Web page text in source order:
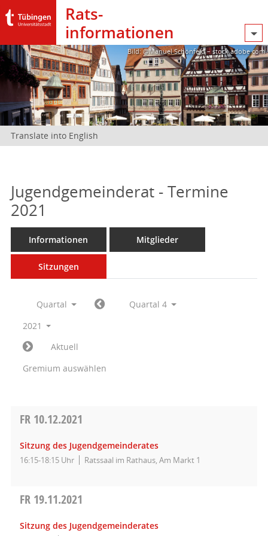
Rats­
informationen
Bild: @Manuel Schönfeld – stock.adobe.com
Translate into English
Jugendgemeinderat - Termine
2021
Informationen Mitglieder
Sitzungen
Quartal
Quartal 4
2021
Aktuell
Gremium auswählen
FR 10.12.2021
Sitzung des Jugendgemeinderates
16:15-18:15 Uhr Ratssaal im Rathaus, Am Markt 1
FR 19.11.2021
Sitzung des Jugendgemeinderates